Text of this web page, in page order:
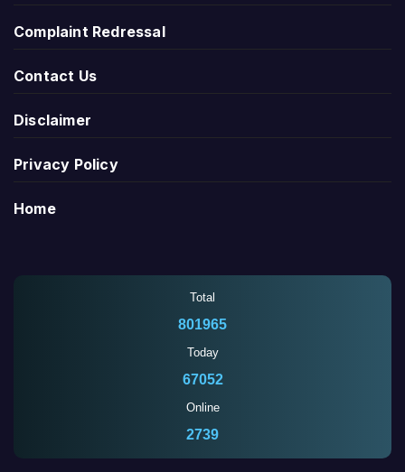
Complaint Redressal
Contact Us
Disclaimer
Privacy Policy
Home
Total
801965
Today
67052
Online
2739